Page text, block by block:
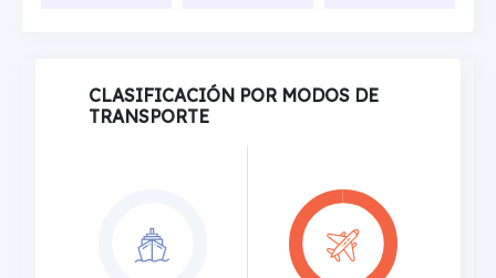
CLASIFICACIÓN POR MODOS DE
TRANSPORTE